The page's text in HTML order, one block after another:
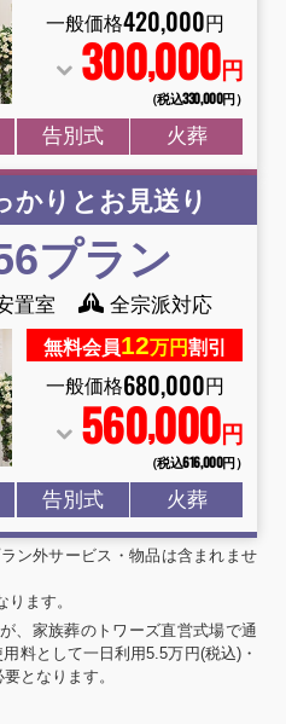
一般価格420,000円
300,000円
（税込330,000円）
告別式 火葬
かりとお見送り
プラン
置室 全宗派対応
無料会員12万円割引
一般価格680,000円
560,000円
（税込616,000円）
告別式 火葬
ン外サービス・物品は含まれませ
ます。
、家族葬のトワーズ直営式場で通
料として一日利用5.5万円(税込)・
となります。